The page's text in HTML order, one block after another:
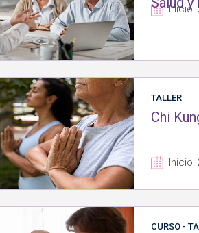
Inicio:
TALLER
Chi
Inicio:
CURSO -